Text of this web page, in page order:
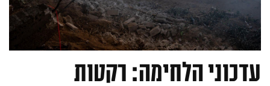
עדכוני הלחימה: רקטות